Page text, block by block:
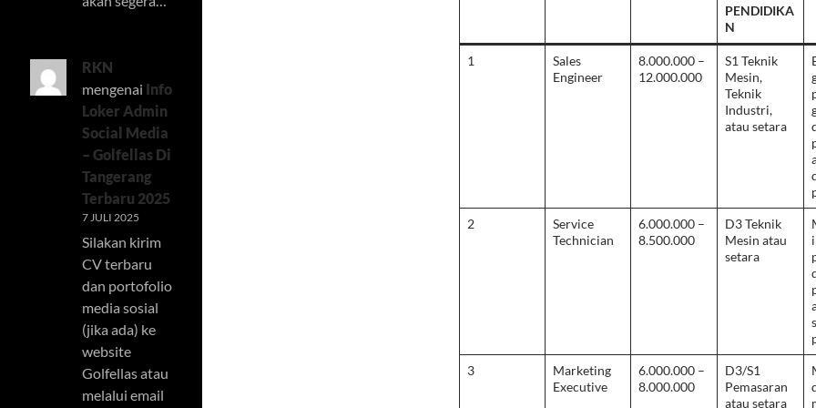
PENDIDIKA
N
1
Sales
Engineer
8.000.000 –
12.000.000
S1 Teknik
Mesin,
Teknik
Industri,
atau setara
2
Service
Technician
6.000.000 –
8.500.000
D3 Teknik
Mesin atau
setara
3
Marketing
Executive
6.000.000 –
8.000.000
D3/S1
Pemasaran
atau setara
RKN
mengenai Info
Loker Admin
Social Media
– Golfellas Di
Tangerang
Terbaru 2025
7 JULI 2025
Silakan kirim
CV terbaru
dan portofolio
media sosial
(jika ada) ke
website
Golfellas atau
melalui email